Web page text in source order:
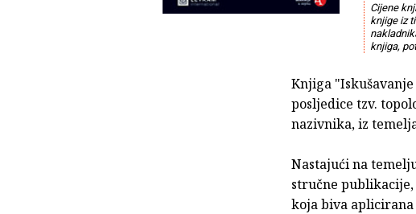
Cijene
knjige iz
knjiga,
Knjiga
posljedice tzv.
nazivnika, iz
Nastajući na
stručne
koja biva